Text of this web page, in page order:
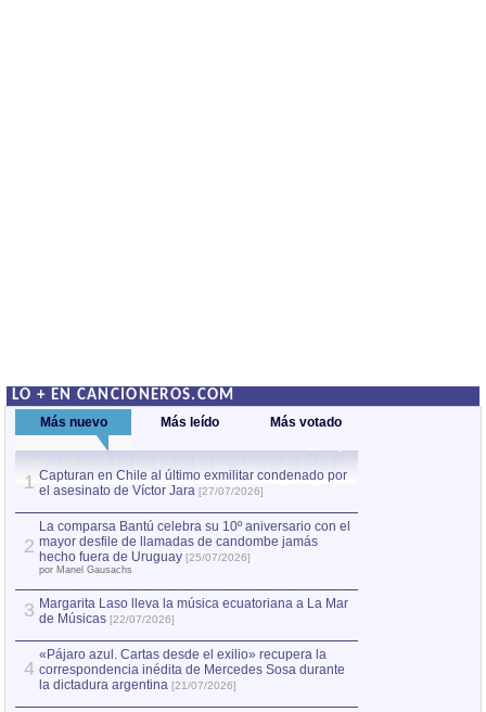
LO + EN CANCIONEROS.COM
Más nuevo Más leído Más votado
1 Capturan en Chile al último exmilitar condenado por
el asesinato de Víctor Jara [27/07/2026]
2
La comparsa Bantú celebra su 10º aniversario con el
mayor desfile de llamadas de candombe jamás
hecho fuera de Uruguay [25/07/2026]
por Manel Gausachs
3 Margarita Laso lleva la música ecuatoriana a La Mar
de Músicas [22/07/2026]
4
«Pájaro azul. Cartas desde el exilio» recupera la
correspondencia inédita de Mercedes Sosa durante
la dictadura argentina [21/07/2026]